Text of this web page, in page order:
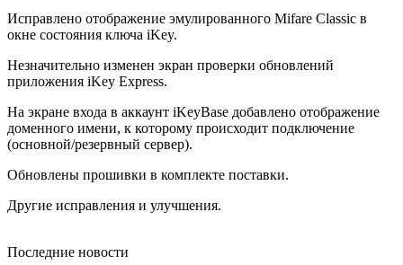
Исправлено отображение эмулированного Mifare Classic в
окне состояния ключа iKey.
Незначительно изменен экран проверки обновлений
приложения iKey Express.
На экране входа в аккаунт iKeyBase добавлено отображение
доменного имени, к которому происходит подключение
(основной/резервный сервер).
Обновлены прошивки в комплекте поставки.
Другие исправления и улучшения.
Последние новости